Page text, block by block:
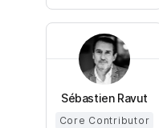
Sébastien Ravut
Core Contributor